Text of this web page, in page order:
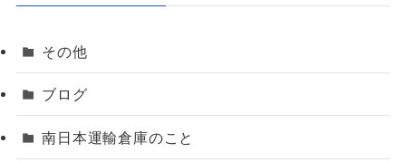
その他
ブログ
南日本運輸倉庫のこと